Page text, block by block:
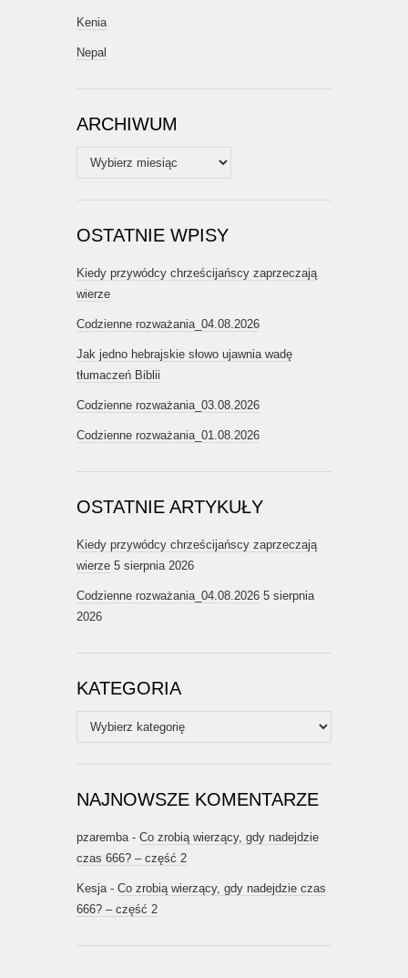
Kenia
Nepal
ARCHIWUM
Archiwum
OSTATNIE WPISY
Kiedy przywódcy chrześcijańscy zaprzeczają
wierze
Codzienne rozważania_04.08.2026
Jak jedno hebrajskie słowo ujawnia wadę
tłumaczeń Biblii
Codzienne rozważania_03.08.2026
Codzienne rozważania_01.08.2026
OSTATNIE ARTYKUŁY
Kiedy przywódcy chrześcijańscy zaprzeczają
wierze 5 sierpnia 2026
Codzienne rozważania_04.08.2026 5 sierpnia
2026
KATEGORIA
Kategoria
NAJNOWSZE KOMENTARZE
pzaremba - Co zrobią wierzący, gdy nadejdzie
czas 666? – część 2
Kesja - Co zrobią wierzący, gdy nadejdzie czas
666? – część 2